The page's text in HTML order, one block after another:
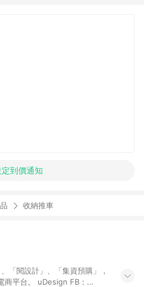
定到價通知
收納推車
「閱設計」、「集資預購」，
商平台。 uDesign FB：